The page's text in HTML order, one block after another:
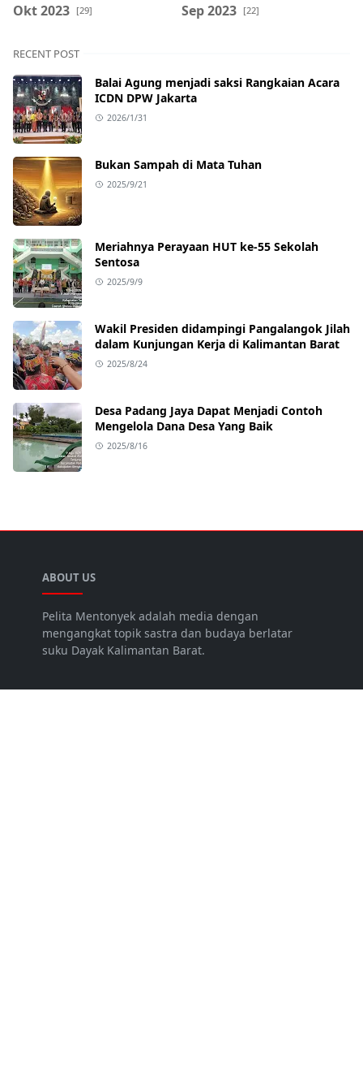
Okt 2023 [29] Sep 2023 [22]
RECENT POST
Balai Agung menjadi saksi Rangkaian Acara
ICDN DPW Jakarta
2026/1/31
Bukan Sampah di Mata Tuhan
2025/9/21
Meriahnya Perayaan HUT ke-55 Sekolah
Sentosa
2025/9/9
Wakil Presiden didampingi Pangalangok Jilah
dalam Kunjungan Kerja di Kalimantan Barat
2025/8/24
Desa Padang Jaya Dapat Menjadi Contoh
Mengelola Dana Desa Yang Baik
2025/8/16
ABOUT US
Pelita Mentonyek adalah media dengan
mengangkat topik sastra dan budaya berlatar
suku Dayak Kalimantan Barat.